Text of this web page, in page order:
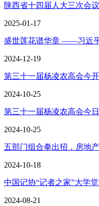
陕西省十四届人大三次会
2025-01-17
盛世莲花谱华章 ——习近
2024-12-19
第三十一届杨凌农高会今
2024-10-25
第三十一届杨凌农高会今
2024-10-25
五部门组合拳出招，房地
2024-10-18
中国记协“记者之家”大学
2024-08-21